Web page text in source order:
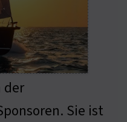
der
Sie ist